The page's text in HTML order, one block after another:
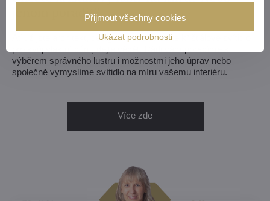
jenom poradit?
Ať už jste architekt, designér nebo si ladíte křišťálové svítidlo
výběrem správného lustru i možnostmi jeho úprav nebo
společně vymyslíme svítidlo na míru vašemu interiéru.
Více zde
Ukázat podrobnosti
Přijmout všechny cookies